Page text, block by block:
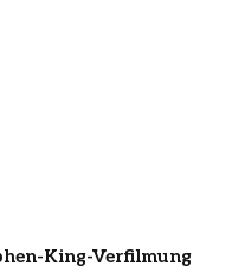
King-Verfilmung